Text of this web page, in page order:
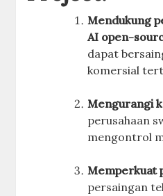
Mendukung
AI open-
dapat
komersial
Mengurangi
perusahaan
mengontrol
Memperkuat
persaingan